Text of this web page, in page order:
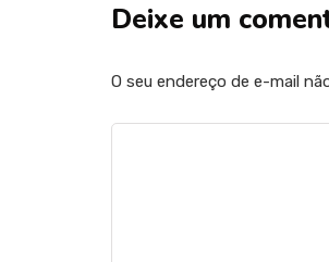
Deixe um
O seu endereço de e-mail